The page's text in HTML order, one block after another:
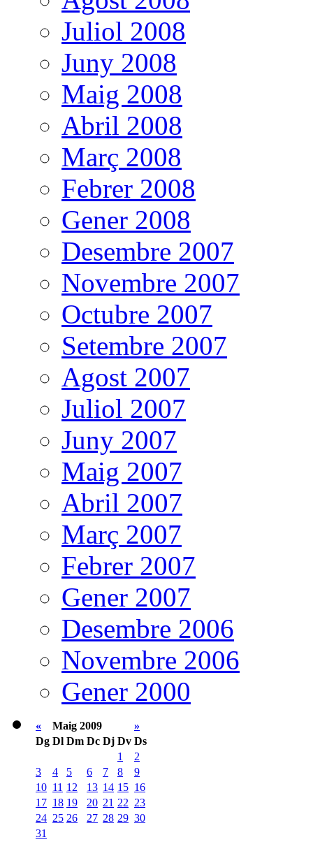
Juliol 2008
Juny 2008
Maig 2008
Abril 2008
Març 2008
Febrer 2008
Gener 2008
Desembre 2007
Novembre 2007
Octubre 2007
Setembre 2007
Agost 2007
Juliol 2007
Juny 2007
Maig 2007
Abril 2007
Març 2007
Febrer 2007
Gener 2007
Desembre 2006
Novembre 2006
Gener 2000
« Maig 2009
»
Dg Dl Dm Dc Dj Dv Ds
1
2
3
4 5 6 7 8
9
10 11 12 13 14 15 16
17 18 19 20 21 22 23
24 25 26 27 28 29 30
31